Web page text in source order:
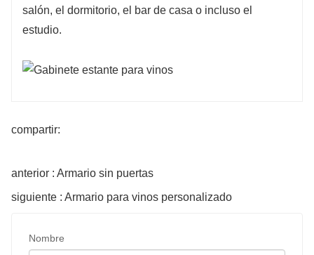
salón, el dormitorio, el bar de casa o incluso el
estudio.
compartir:
anterior : Armario sin puertas
siguiente : Armario para vinos personalizado
Nombre